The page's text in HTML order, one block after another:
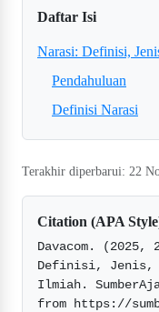
Daftar Isi
Narasi: Definisi,
Pendahuluan
Definisi Narasi
Terakhir diperbarui: 22
Citation (APA
Davacom.
Definisi, Jenis,
Ilmiah.
from https://